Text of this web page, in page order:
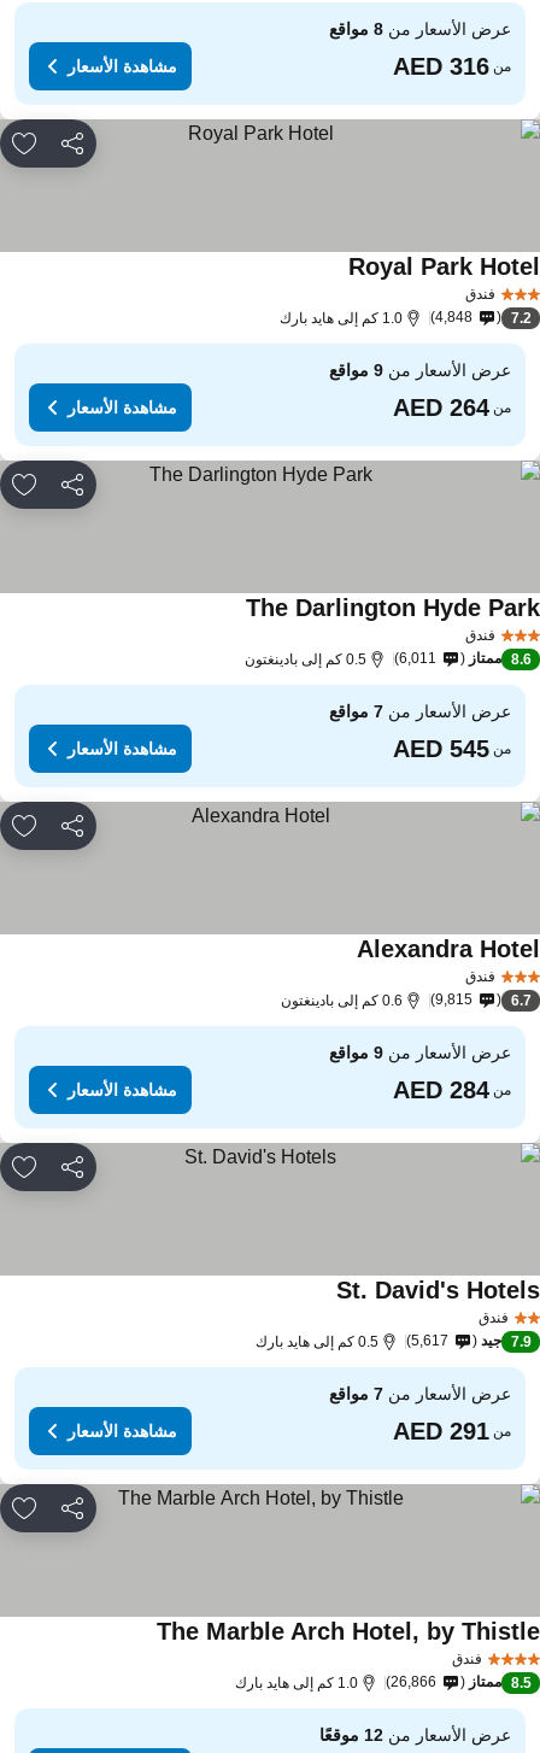
عرض الأسعار من8 مواقع
من مشاهدة الأسعار
مشاركة
فندق
Royal Parkمشاهدة الأسعار
7.2
4,848 1.0 كم إلى هايد بارك
عرض الأسعار من9 مواقع
من مشاهدة الأسعار
مشاركة
فندق
The Darlington Hydeمشاهدة الأسعار
8.6 ممتاز 6,011 0.5 كم إلى بادينغتون
عرض الأسعار من7 مواقع
من مشاهدة الأسعار
مشاركة
فندق
Alexandra مشاهدة الأسعار
6.7
9,815 0.6 كم إلى بادينغتون
عرض الأسعار من9 مواقع
من مشاهدة الأسعار
مشاركة
فندق
St. David'sمشاهدة الأسعار
7.9 جيد 5,617 0.5 كم إلى هايد بارك
عرض الأسعار من7 مواقع
من مشاهدة الأسعار
مشاركة
فندق
The Marble Arch Hotel, byمشاهدة الأسعار
8.5 ممتاز 26,866 1.0 كم إلى هايد بارك
عرض الأسعار من12 موقعًا